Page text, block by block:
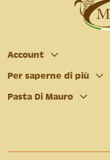
Account
Per saperne di più
Pasta Di Mauro